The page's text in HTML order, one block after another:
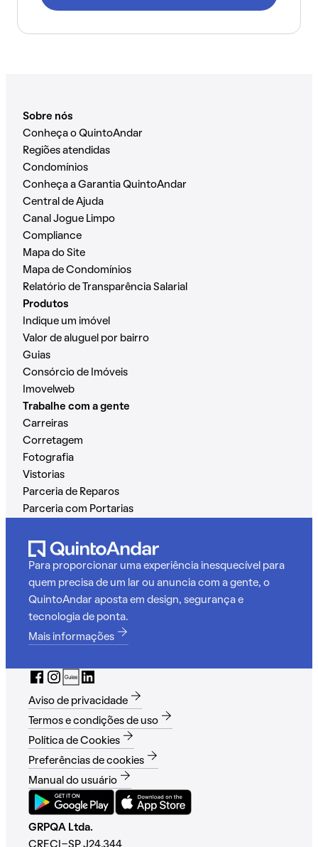
Sobre nós
Conheça o QuintoAndar
Regiões atendidas
Condomínios
Conheça a Garantia QuintoAndar
Central de Ajuda
Canal Jogue Limpo
Compliance
Mapa do Site
Mapa de Condomínios
Relatório de Transparência Salarial
Produtos
Indique um imóvel
Valor de aluguel por bairro
Guias
Consórcio de Imóveis
Imovelweb
Trabalhe com a gente
Carreiras
Corretagem
Fotografia
Vistorias
Parceria de Reparos
Parceria com Portarias
Para proporcionar uma experiência inesquecível para
quem precisa de um lar ou anuncia com a gente, o
QuintoAndar aposta em design, segurança e
tecnologia de ponta.
Mais informações
Aviso de privacidade
Termos e condições de uso
Política de Cookies
Preferências de cookies
Manual do usuário
GRPQA Ltda.